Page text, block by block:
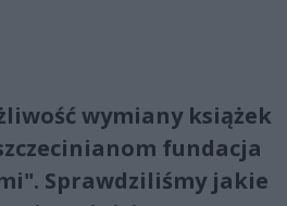
wymiany książek
fundacja
Sprawdziliśmy jakie